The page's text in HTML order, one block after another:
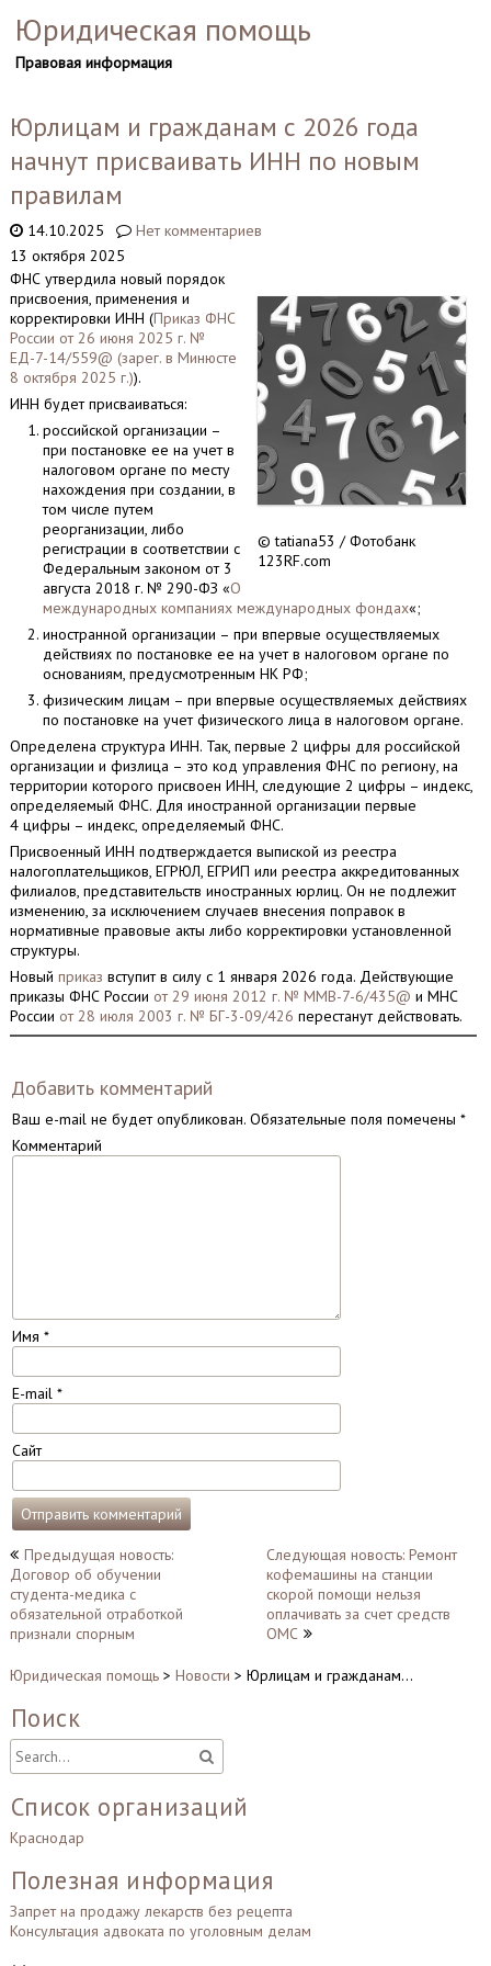
Юридическая помощь
Правовая информация
Юрлицам и гражданам с 2026 года
начнут присваивать ИНН по новым
правилам
14.10.2025
Нет комментариев
13 октября 2025
© tatiana53 / Фотобанк
123RF.com
ФНС утвердила новый порядок
присвоения, применения и
корректировки ИНН (Приказ ФНС
России от 26 июня 2025 г. №
ЕД-7-14/559@ (зарег. в Минюсте
8 октября 2025 г.)).
ИНН будет присваиваться:
российской организации –
при постановке ее на учет в
налоговом органе по месту
нахождения при создании, в
том числе путем
реорганизации, либо
регистрации в соответствии с
Федеральным законом от 3
августа 2018 г. № 290-ФЗ «О
международных компаниях международных фондах«;
иностранной организации – при впервые осуществляемых
действиях по постановке ее на учет в налоговом органе по
основаниям, предусмотренным НК РФ;
физическим лицам – при впервые осуществляемых действиях
по постановке на учет физического лица в налоговом органе.
Определена структура ИНН. Так, первые 2 цифры для российской
организации и физлица – это код управления ФНС по региону, на
территории которого присвоен ИНН, следующие 2 цифры – индекс,
определяемый ФНС. Для иностранной организации первые
4 цифры – индекс, определяемый ФНС.
Присвоенный ИНН подтверждается выпиской из реестра
налогоплательщиков, ЕГРЮЛ, ЕГРИП или реестра аккредитованных
филиалов, представительств иностранных юрлиц. Он не подлежит
изменению, за исключением случаев внесения поправок в
нормативные правовые акты либо корректировки установленной
структуры.
Новый приказ вступит в силу с 1 января 2026 года. Действующие
приказы ФНС России от 29 июня 2012 г. № ММВ-7-6/435@ и МНС
России от 28 июля 2003 г. № БГ-3-09/426 перестанут действовать.
Добавить комментарий
Ваш e-mail не будет опубликован.Обязательные поля помечены *
Комментарий
Имя *
E-mail *
Сайт
Навигация
по
записям
Предыдущая новость:
Договор об обучении
студента-медика с
обязательной отработкой
признали спорным
Следующая новость: Ремонт
кофемашины на станции
скорой помощи нельзя
оплачивать за счет средств
ОМС
Юридическая помощь> Новости > Юрлицам и гражданам…
Поиск
Список организаций
Краснодар
Полезная информация
Запрет на продажу лекарств без рецепта
Консультация адвоката по уголовным делам